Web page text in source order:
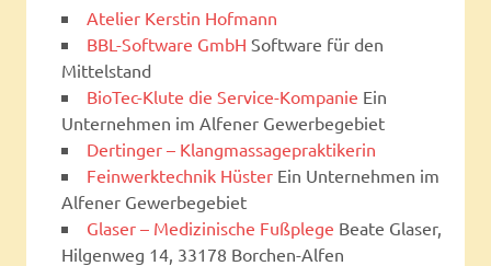
Atelier Kerstin Hofmann
BBL-Software GmbH Software für den
Mittelstand
BioTec-Klute die Service-Kompanie Ein
Unternehmen im Alfener Gewerbegebiet
Dertinger – Klangmassagepraktikerin
Feinwerktechnik Hüster Ein Unternehmen im
Alfener Gewerbegebiet
Glaser – Medizinische Fußplege Beate Glaser,
Hilgenweg 14, 33178 Borchen-Alfen